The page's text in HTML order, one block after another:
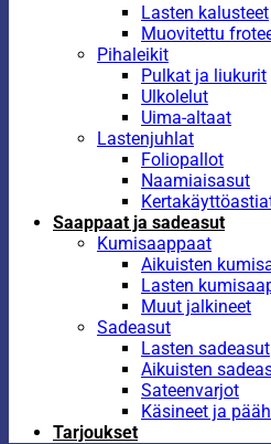
Lasten kalusteet
Muovitettu
Pihaleikit
Pulkat ja liukurit
Ulkolelut
Uima-altaat
Lastenjuhlat
Foliopallot
Naamiaisasut
Saappaat ja sadeasut
Kumisaappaat
Aikuisten
Lasten
Muut jalkineet
Sadeasut
Lasten sadeasut
Aikuisten
Sateenvarjot
Käsineet ja
Tarjoukset